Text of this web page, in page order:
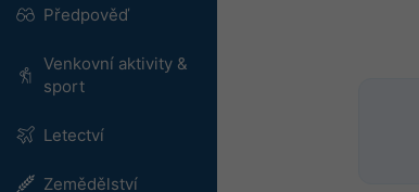
Předpověď
Venkovní aktivity &
sport
Letectví
Zemědělství